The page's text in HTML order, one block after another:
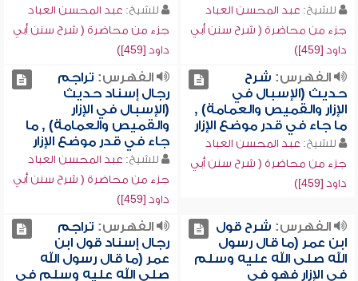
للشيخ: عبد المحسن العباد
جزء من محاضرة ( شرح سنن أبي
داود [459])
للشيخ: عبد المحسن العباد
جزء من محاضرة ( شرح سنن أبي
داود [459])
الفهرس: شرح
حديث (الإسبال في
الإزار والقميص والعمامة) ,
ما جاء في قدر موضع الإزار
للشيخ: عبد المحسن العباد
جزء من محاضرة ( شرح سنن أبي
داود [459])
الفهرس: تراجم
رجال إسناد حديث
(الإسبال في الإزار
والقميص والعمامة) , ما
جاء في قدر موضع الإزار
للشيخ: عبد المحسن العباد
جزء من محاضرة ( شرح سنن أبي
داود [459])
الفهرس: شرح قول
ابن عمر (ما قال رسول
الله صلى الله عليه وسلم
في الإزار فهو في
الفهرس: تراجم
رجال إسناد قول ابن
عمر (ما قال رسول الله
صلى الله عليه وسلم في